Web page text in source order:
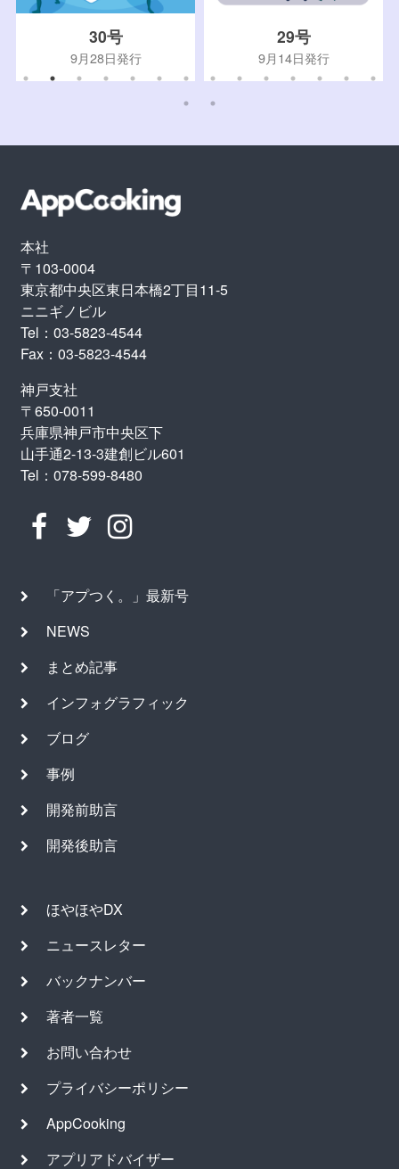
30号
9月28日発行
29号
9月14日発行
本社
〒103-0004
東京都中央区東日本橋2丁目11-5
ニニギノビル
Tel：03-5823-4544
Fax：03-5823-4544
神戸支社
〒650-0011
兵庫県神戸市中央区下
山手通2-13-3建創ビル601
Tel：078-599-8480
「アプつく。」最新号
NEWS
まとめ記事
インフォグラフィック
ブログ
事例
開発前助言
開発後助言
ほやほやDX
ニュースレター
バックナンバー
著者一覧
お問い合わせ
プライバシーポリシー
AppCooking
アプリアドバイザー